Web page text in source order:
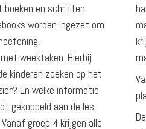
boeken en schriften,
worden ingezet om
weektaken. Hierbij
kinderen zoeken op het
En welke informatie
gekoppeld aan de les.
groep 4 krijgen alle